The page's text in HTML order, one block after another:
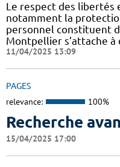
Le respect des
notamment la
personnel constituent
Montpellier s’attache
11/04/2025 13:09
PAGES
relevance: 100%
Recherche
15/04/2025 17:00